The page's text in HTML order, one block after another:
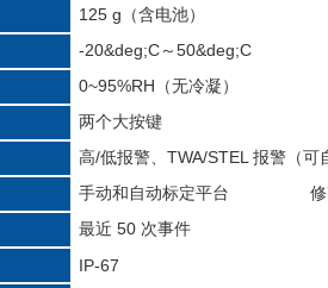
125 g（含电池）
-20&deg;C～50&deg;C
0~95%RH（无冷凝）
两个大按键
高/低报警、TWA/STEL 报警
手动和自动标定平台 修改
最近 50 次事件
IP-67